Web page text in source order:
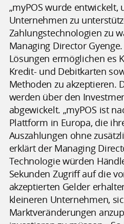
„myPOS wurde entwickelt,
Unternehmen zu
Zahlungstechnologien zu
Managing Director
Lösungen ermöglichen es
Kredit- und Debitkarten
Methoden zu akzeptieren.
werden über den
abgewickelt. „myPOS ist
Plattform in Europa, die
Auszahlungen ohne
erklärt der Managing
Technologie würden
Sekunden Zugriff auf die
akzeptierten Gelder
kleineren Unternehmen,
Marktveränderungen